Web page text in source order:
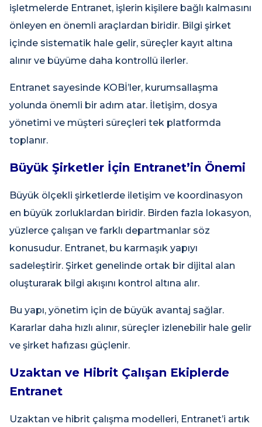
işletmelerde Entranet, işlerin kişilere bağlı kalmasını
önleyen en önemli araçlardan biridir. Bilgi şirket
içinde sistematik hale gelir, süreçler kayıt altına
alınır ve büyüme daha kontrollü ilerler.
Entranet sayesinde KOBİ’ler, kurumsallaşma
yolunda önemli bir adım atar. İletişim, dosya
yönetimi ve müşteri süreçleri tek platformda
toplanır.
Büyük Şirketler İçin Entranet’in Önemi
Büyük ölçekli şirketlerde iletişim ve koordinasyon
en büyük zorluklardan biridir. Birden fazla lokasyon,
yüzlerce çalışan ve farklı departmanlar söz
konusudur. Entranet, bu karmaşık yapıyı
sadeleştirir. Şirket genelinde ortak bir dijital alan
oluşturarak bilgi akışını kontrol altına alır.
Bu yapı, yönetim için de büyük avantaj sağlar.
Kararlar daha hızlı alınır, süreçler izlenebilir hale gelir
ve şirket hafızası güçlenir.
Uzaktan ve Hibrit Çalışan Ekiplerde
Entranet
Uzaktan ve hibrit çalışma modelleri, Entranet’i artık